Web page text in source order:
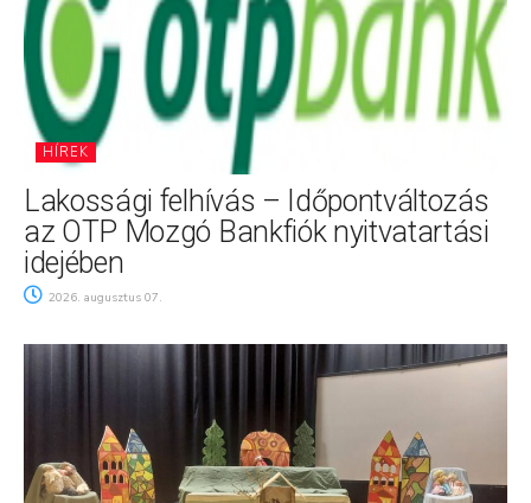
HÍREK
Lakossági felhívás – Időpontváltozás
az OTP Mozgó Bankfiók nyitvatartási
idejében
2026. augusztus 07.